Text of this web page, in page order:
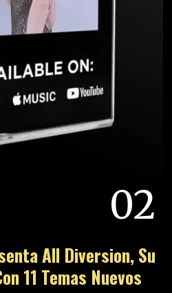
02
All Diversion, Su
11 Temas Nuevos